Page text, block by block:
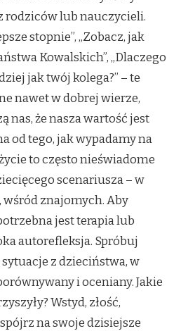
rodziców lub nauczycieli.
stopnie”, „Zobacz, jak
Kowalskich”, „Dlaczego
jak twój kolega?” – te
nawet w dobrej wierze,
nas, że nasza wartość jest
od tego, jak wypadamy na
to często nieświadome
scenariusza – w
wśród znajomych. Aby
jest terapia lub
autorefleksja. Spróbuj
z dzieciństwa, w
i oceniany. Jakie
Wstyd, złość,
na swoje dzisiejsze